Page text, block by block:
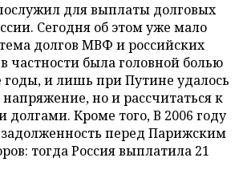
для выплаты долговых
Сегодня об этом уже мало
долгов МВФ и российских
частности была головной болью
годы, и лишь при Путине удалось
напряжение, но и рассчитаться к
долгами. Кроме того, В 2006 году
перед Парижским
тогда Россия выплатила 21